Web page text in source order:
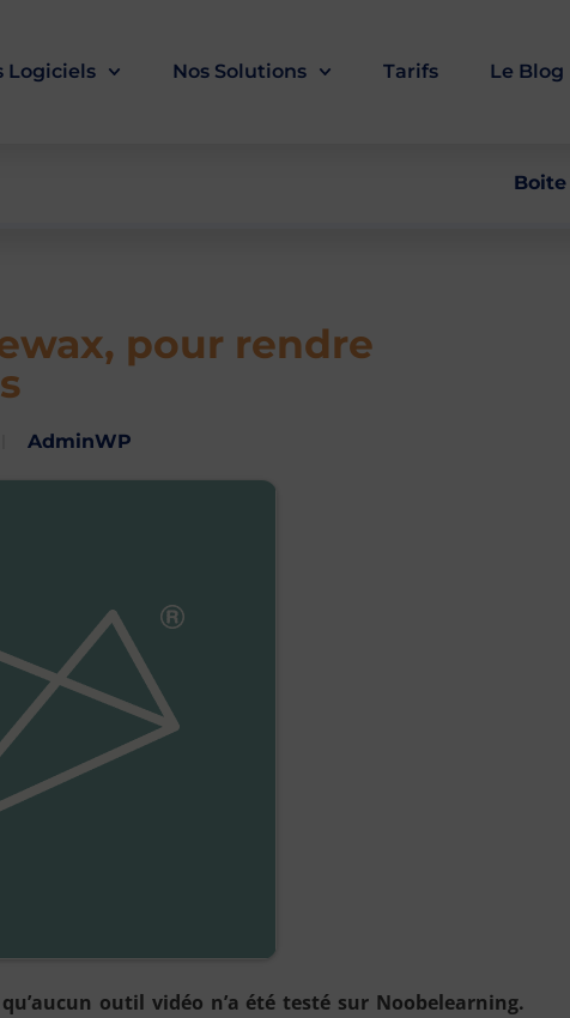
Logiciels Nos Solutions Tarifs Le Blog
pour rendre
AdminWP
outil vidéo n’a été testé sur Noobelearning.